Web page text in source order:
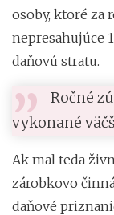
osoby, ktoré za
nepresahujúce
daňovú stratu.
Ročné
vykonané
Ak mal teda
zárobkovo
daňové